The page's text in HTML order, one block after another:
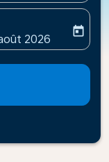
labelreturn-date-
2026
today